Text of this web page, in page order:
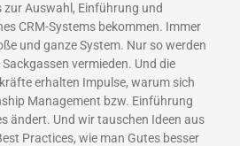
zur Auswahl, Einführung und
CRM-Systems bekommen. Immer
und ganze System. Nur so werden
vermieden. Und die
erhalten Impulse, warum sich
Management bzw. Einführung
ändert. Und wir tauschen Ideen aus
Practices, wie man Gutes besser